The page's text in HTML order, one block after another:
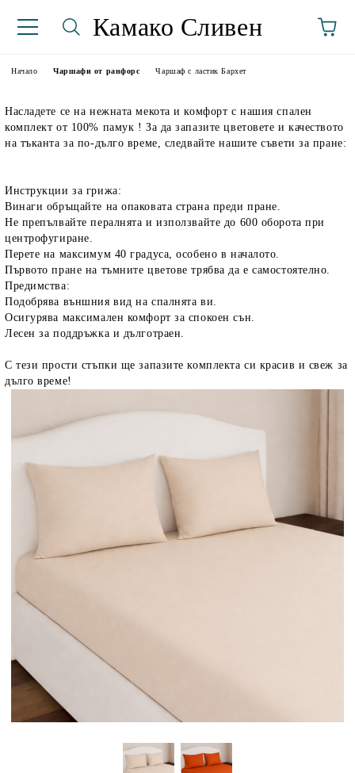
Камако Сливен
Начало Чаршафи от ранфорс Чаршаф с ластик Бархет
Насладете се на нежната мекота и комфорт с нашия спален
комплект от 100% памук ! За да запазите цветовете и качеството
на тъканта за по-дълго време, следвайте нашите съвети за пране:
Инструкции за грижа:
Винаги обръщайте на опаковата страна преди пране.
Не препълвайте пералнята и използвайте до 600 оборота при
центрофугиране.
Перете на максимум 40 градуса, особено в началото.
Първото пране на тъмните цветове трябва да е самостоятелно.
Предимства:
Подобрява външния вид на спалнята ви.
Осигурява максимален комфорт за спокоен сън.
Лесен за поддръжка и дълготраен.
С тези прости стъпки ще запазите комплекта си красив и свеж за
дълго време!